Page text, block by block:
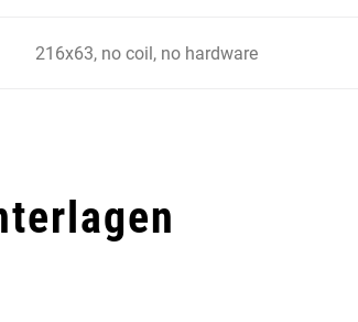
216x63, no coil, no hardware